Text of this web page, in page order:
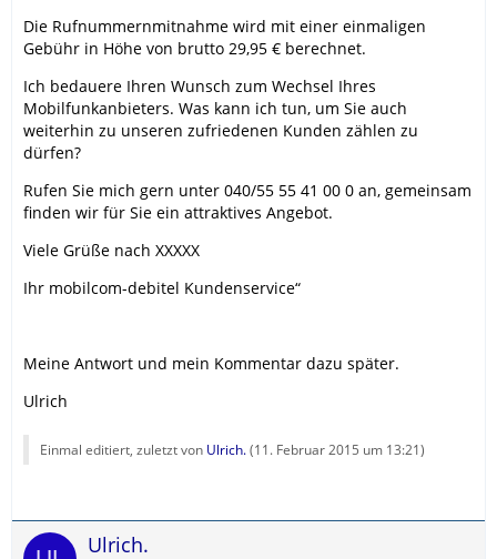
Die Rufnummernmitnahme wird mit einer einmaligen
Gebühr in Höhe von brutto 29,95 € berechnet.
Ich bedauere Ihren Wunsch zum Wechsel Ihres
Mobilfunkanbieters. Was kann ich tun, um Sie auch
weiterhin zu unseren zufriedenen Kunden zählen zu
dürfen?
Rufen Sie mich gern unter 040/55 55 41 00 0 an, gemeinsam
finden wir für Sie ein attraktives Angebot.
Viele Grüße nach XXXXX
Ihr mobilcom-debitel Kundenservice“
Meine Antwort und mein Kommentar dazu später.
Ulrich
Einmal editiert, zuletzt von Ulrich.(11. Februar 2015 um 13:21)
Ulrich.